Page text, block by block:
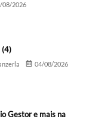
08/2026
(4)
04/08/2026
Gestor e mais na